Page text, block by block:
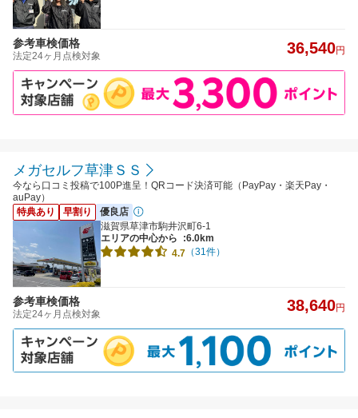
参考車検価格
法定24ヶ月点検対象 36,540円
メガセルフ草津ＳＳ
今なら口コミ投稿で100P進呈！QRコード決済可能（PayPay・楽天Pay・
auPay）
特典あり
早割り
優良店
滋賀県草津市駒井沢町6-1
エリアの中心から
:6.0km
4.7 （31件）
参考車検価格
法定24ヶ月点検対象 38,640円